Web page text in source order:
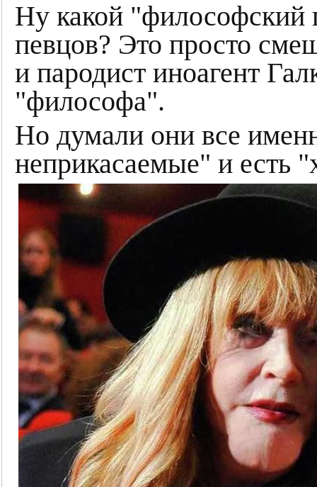
Ну какой "философский
певцов? Это просто
и пародист иноагент
"философа".
Но думали они все
неприкасаемые" и есть